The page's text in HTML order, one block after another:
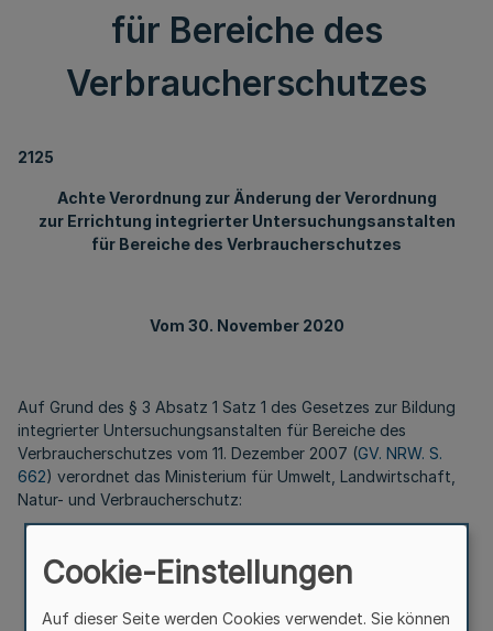
für Bereiche des
Verbraucherschutzes
2125
Achte Verordnung zur Änderung der Verordnung
zur Errichtung integrierter Untersuchungsanstalten
für Bereiche des Verbraucherschutzes
Vom 30. November 2020
Auf Grund des § 3 Absatz 1 Satz 1 des Gesetzes zur Bildung
integrierter Untersuchungsanstalten für Bereiche des
Verbraucherschutzes vom 11. Dezember 2007 (GV. NRW. S.
662) verordnet das Ministerium für Umwelt, Landwirtschaft,
Natur- und Verbraucherschutz:
Artikel 1
Cookie-Einstellungen
Auf dieser Seite werden Cookies verwendet. Sie können